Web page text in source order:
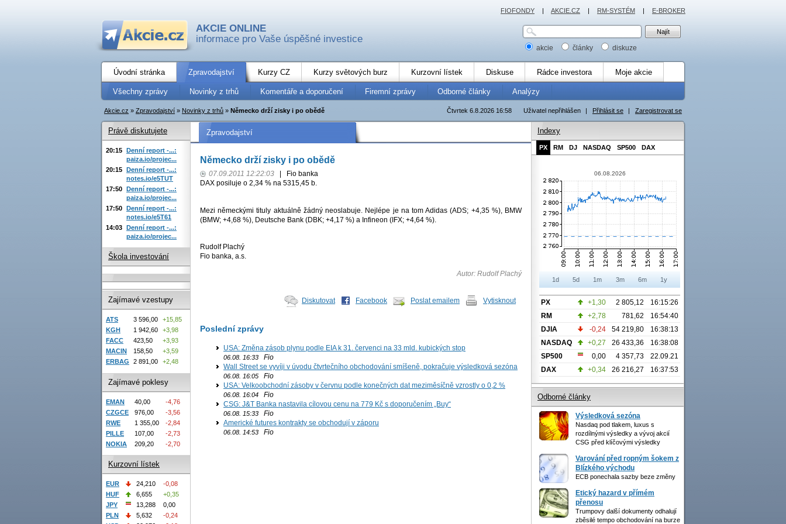
AKCIE ONLINE
informace pro Vaše úspěšné investice
akcie články diskuze
Úvodní stránka Zpravodajství Kurzy CZ Kurzy světových burz Kurzovní lístek Diskuse Rádce investora Moje akcie
Všechny zprávy Novinky z trhů Komentáře a doporučení Firemní zprávy Odborné články Analýzy
Uživatel nepřihlášen | Přihlásit se | Zaregistrovat se
Čtvrtek 6.8.2026 16:58
Akcie.cz » Zpravodajství » Novinky z trhů » Německo drží zisky i po obědě
Zpravodajství
Německo drží zisky i po obědě
07.09.2011 12:22:03
Fio banka
DAX posiluje o 2,34 % na 5315,45 b.
Mezi německými tituly aktuálně žádný neoslabuje. Nejlépe je na tom Adidas (ADS; +4,35 %), BMW
(BMW; +4,68 %), Deutsche Bank (DBK; +4,17 %) a Infineon (IFX; +4,64 %).
Rudolf Plachý
Fio banka, a.s.
Autor: Rudolf Plachý
Diskutovat Facebook Poslat emailem Vytisknout
Poslední zprávy
USA: Změna zásob plynu podle EIA k 31. červenci na 33 mld. kubických stop
06.08. 16:33 Fio
Wall Street se vyvíji v úvodu čtvrtečního obchodování smíšeně, pokračuje výsledková sezóna
06.08. 16:05 Fio
USA: Velkoobchodní zásoby v červnu podle konečných dat meziměsíčně vzrostly o 0,2 %
06.08. 16:04 Fio
CSG: J&T Banka nastavila cílovou cenu na 779 Kč s doporučením „Buy“
06.08. 15:33 Fio
Americké futures kontrakty se obchodují v záporu
06.08. 14:53 Fio
Právě diskutujete
20:15 Denní report -...:
paiza.io/projec...
20:15 Denní report -...:
notes.io/e5TUT
17:50 Denní report -...:
paiza.io/projec...
17:50 Denní report -...:
notes.io/e5T61
14:03 Denní report -...:
paiza.io/projec...
Škola investování
Zajímavé vzestupy
ATS 3 596,00
+15,85
KGH
1 942,60
+3,98
FACC
423,50
+3,93
MACIN
158,50
+3,59
ERBAG
2 891,00 +2,48
Zajímavé poklesy
EMAN 40,00
-4,76
CZGCE
976,00
-3,56
RWE
1 355,00
-2,84
PILLE
107,00
-2,73
NOKIA
209,20 -2,70
Kurzovní lístek
EUR 24,210
-0,08
HUF
6,655
+0,35
JPY
13,288
0,00
PLN
5,632
-0,24
Indexy
PX RM DJ NASDAQ SP500 DAX
06.08.2026
1d 5d 1m 3m 6m 1y
PX +1,30 2 805,12
16:15:26
RM
+2,78 781,62
16:54:40
DJIA
-0,24 54 219,80
16:38:13
NASDAQ
+0,27 26 433,36
16:38:08
SP500
0,00 4 357,73
22.09.21
DAX
+0,34 26 216,27 16:37:53
Odborné články
Výsledková sezóna
Nasdaq pod tlakem, luxus s
rozdílnými výsledky a vývoj akcií
CSG před klíčovými výsledky
Varování před ropným šokem z
Blízkého východu
ECB ponechala sazby beze změny
Etický hazard v přímém
přenosu
Trumpovy další dokumenty odhalují
zběsilé tempo obchodování na burze
FIOFONDY | AKCIE.CZ | RM-SYSTÉM | E-BROKER